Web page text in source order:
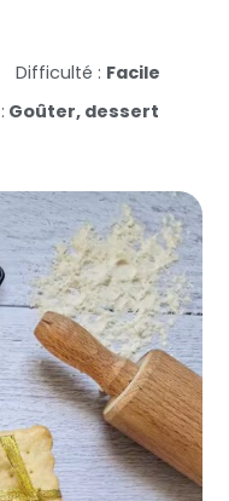
Difficulté : Facile
: Goûter, dessert